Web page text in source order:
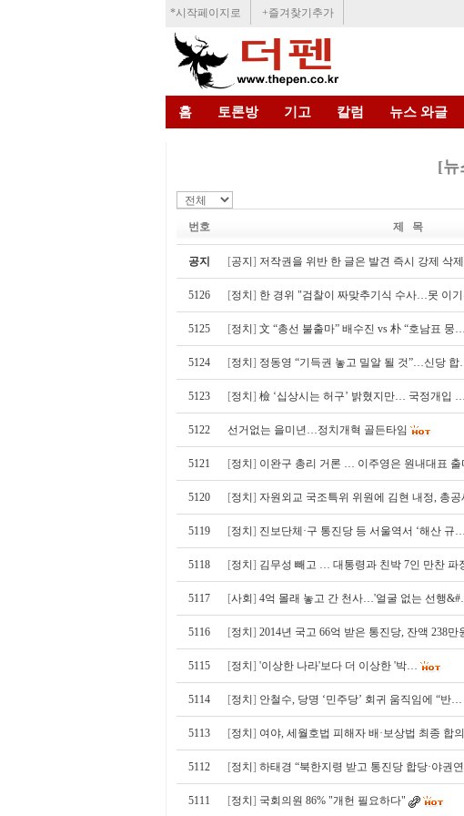
*시작페이지로 +즐겨찾기추가
홈 토론방 기고 칼럼 뉴스 와글
[뉴
번호 제 목
공지 [공지] 저작권을 위반 한 글은 발견 즉시 강제 삭
5126 [정치] 한 경위 "검찰이 짜맞추기식 수사…못 이
5125 [정치] 文 “총선 불출마” 배수진 vs 朴 “호남표 뭉…
5124 [정치] 정동영 “기득권 놓고 밀알 될 것”…신당
5123 [정치] 檢 ‘십상시는 허구’ 밝혔지만… 국정개입 …
5122 선거없는 을미년…정치개혁 골든타임
5121 [정치] 이완구 총리 거론 … 이주영은 원내대표
5120 [정치] 자원외교 국조특위 위원에 김현 내정, 총
5119 [정치] 진보단체·구 통진당 등 서울역서 ‘해산 규…
5118 [정치] 김무성 빼고 … 대통령과 친박 7인 만찬 파
5117 [사회] 4억 몰래 놓고 간 천사…'얼굴 없는 선행
5116 [정치] 2014년 국고 66억 받은 통진당, 잔액 238만
5115 [정치] '이상한 나라'보다 더 이상한 '박…
5114 [정치] 안철수, 당명 ‘민주당’ 회귀 움직임에 “반…
5113 [정치] 여야, 세월호법 피해자 배·보상법 최종 합의
5112 [정치] 하태경 “북한지령 받고 통진당 합당·야권
5111 [정치] 국회의원 86% "개헌 필요하다"